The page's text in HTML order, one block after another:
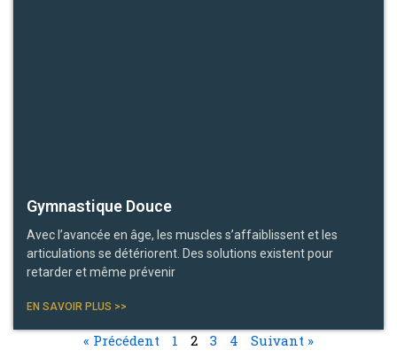
Gymnastique Douce
Avec l’avancée en âge, les muscles s’affaiblissent et les
articulations se détériorent. Des solutions existent pour
retarder et même prévenir
EN SAVOIR PLUS >>
« Précédent 1 2 3 4 Suivant »